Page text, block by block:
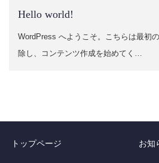
Hello world!
WordPress へようこそ。こちらは最初
除し、コンテンツ作成を始めてく…
トップページ お知